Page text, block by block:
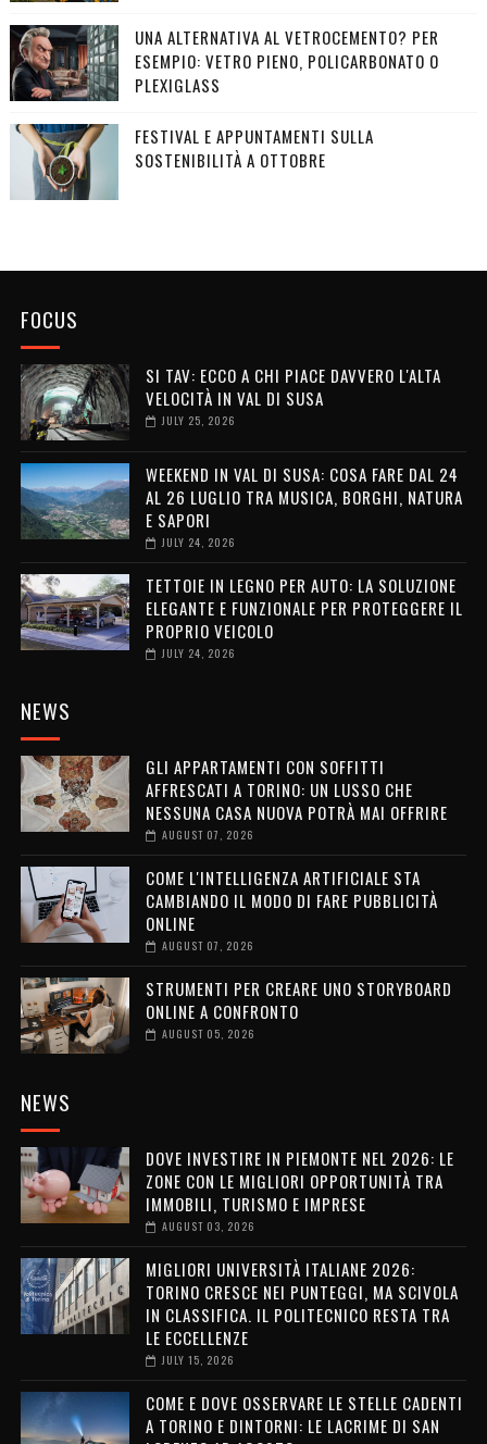
UNA ALTERNATIVA AL VETROCEMENTO? PER
ESEMPIO: VETRO PIENO, POLICARBONATO O
PLEXIGLASS
FESTIVAL E APPUNTAMENTI SULLA
SOSTENIBILITÀ A OTTOBRE
FOCUS
SI TAV: ECCO A CHI PIACE DAVVERO L'ALTA
VELOCITÀ IN VAL DI SUSA
JULY 25, 2026
WEEKEND IN VAL DI SUSA: COSA FARE DAL 24
AL 26 LUGLIO TRA MUSICA, BORGHI, NATURA
E SAPORI
JULY 24, 2026
TETTOIE IN LEGNO PER AUTO: LA SOLUZIONE
ELEGANTE E FUNZIONALE PER PROTEGGERE IL
PROPRIO VEICOLO
JULY 24, 2026
NEWS
GLI APPARTAMENTI CON SOFFITTI
AFFRESCATI A TORINO: UN LUSSO CHE
NESSUNA CASA NUOVA POTRÀ MAI OFFRIRE
AUGUST 07, 2026
COME L'INTELLIGENZA ARTIFICIALE STA
CAMBIANDO IL MODO DI FARE PUBBLICITÀ
ONLINE
AUGUST 07, 2026
STRUMENTI PER CREARE UNO STORYBOARD
ONLINE A CONFRONTO
AUGUST 05, 2026
NEWS
DOVE INVESTIRE IN PIEMONTE NEL 2026: LE
ZONE CON LE MIGLIORI OPPORTUNITÀ TRA
IMMOBILI, TURISMO E IMPRESE
AUGUST 03, 2026
MIGLIORI UNIVERSITÀ ITALIANE 2026:
TORINO CRESCE NEI PUNTEGGI, MA SCIVOLA
IN CLASSIFICA. IL POLITECNICO RESTA TRA
LE ECCELLENZE
JULY 15, 2026
COME E DOVE OSSERVARE LE STELLE CADENTI
A TORINO E DINTORNI: LE LACRIME DI SAN